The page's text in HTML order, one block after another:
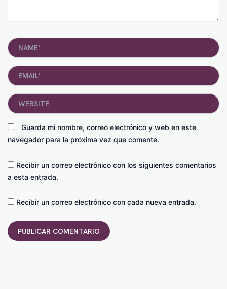
Name*
Email*
Guarda mi nombre, correo electrónico y web en este
navegador para la próxima vez que comente.
Website
Recibir un correo electrónico con los siguientes comentarios
a esta entrada.
Recibir un correo electrónico con cada nueva entrada.